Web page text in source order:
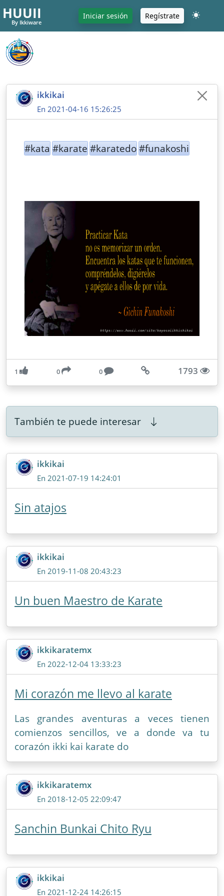
HUUII
By Ikkiware
Iniciar sesión Regístrate
ikkikai
En 2021-04-16 15:26:25
#kata #karate #karatedo#funakoshi
1 0 0 1793
También te puede interesar
ikkikai
En 2021-07-19 14:24:01
Sin atajos
ikkikai
En 2019-11-08 20:43:23
Un buen Maestro de Karate
ikkikaratemx
En 2022-12-04 13:33:23
Mi corazón me llevo al karate
Las grandes aventuras a veces tienen
comienzos sencillos, ve a donde va tu
corazón ikki kai karate do
ikkikaratemx
En 2018-12-05 22:09:47
Sanchin Bunkai Chito Ryu
ikkikai
En 2021-12-24 14:26:15